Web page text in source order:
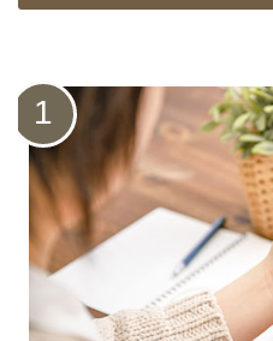
1